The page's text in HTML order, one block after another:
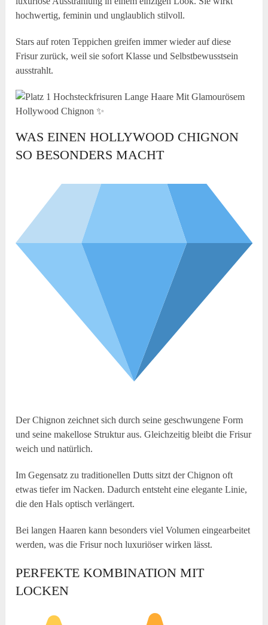
hochwertig, feminin und unglaublich stilvoll.
Stars auf roten Teppichen greifen immer wieder auf diese
Frisur zurück, weil sie sofort Klasse und Selbstbewusstsein
ausstrahlt.
WAS EINEN HOLLYWOOD CHIGNON
SO BESONDERS MACHT
Der Chignon zeichnet sich durch seine geschwungene Form
und seine makellose Struktur aus. Gleichzeitig bleibt die Frisur
weich und natürlich.
Im Gegensatz zu traditionellen Dutts sitzt der Chignon oft
etwas tiefer im Nacken. Dadurch entsteht eine elegante Linie,
die den Hals optisch verlängert.
Bei langen Haaren kann besonders viel Volumen eingearbeitet
werden, was die Frisur noch luxuriöser wirken lässt.
PERFEKTE KOMBINATION MIT
LOCKEN